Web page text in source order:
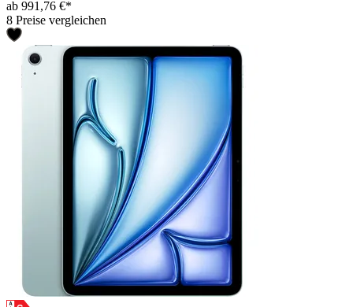
ab 991,76 €*
8 Preise vergleichen